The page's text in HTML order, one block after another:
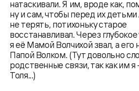
натаскивали. Я им, вроде как,
ну и сам, чтобы перед их детьми
не терять, потихоньку старое
восстанавливал. Через
я её Мамой Волчихой звал, а его
Папой Волком. (Тут довольно
родственные связи, так как им
Толя...)